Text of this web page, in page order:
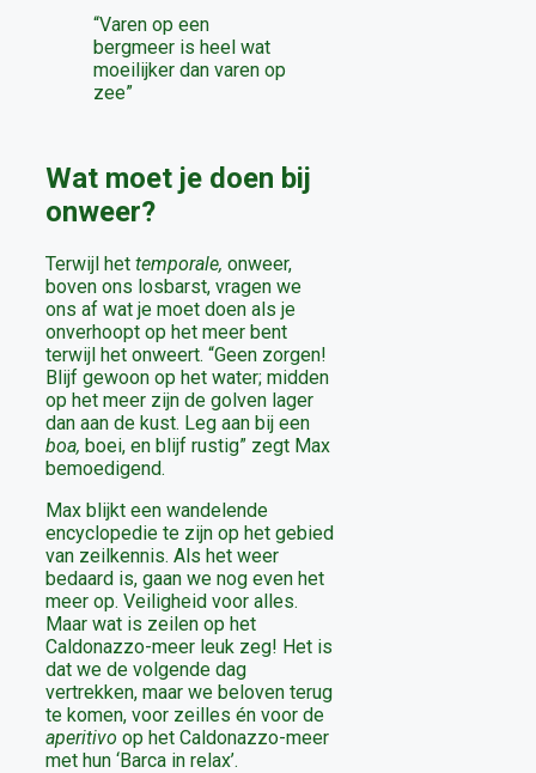
“Varen op een
bergmeer is heel wat
moeilijker dan varen op
zee”
Wat moet je doen bij
onweer?
Terwijl het temporale, onweer,
boven ons losbarst, vragen we
ons af wat je moet doen als je
onverhoopt op het meer bent
terwijl het onweert. “Geen zorgen!
Blijf gewoon op het water; midden
op het meer zijn de golven lager
dan aan de kust. Leg aan bij een
boa, boei, en blijf rustig” zegt Max
bemoedigend.
Max blijkt een wandelende
encyclopedie te zijn op het gebied
van zeilkennis. Als het weer
bedaard is, gaan we nog even het
meer op. Veiligheid voor alles.
Maar wat is zeilen op het
Caldonazzo-meer leuk zeg! Het is
dat we de volgende dag
vertrekken, maar we beloven terug
te komen, voor zeilles én voor de
aperitivo op het Caldonazzo-meer
met hun ‘Barca in relax’.